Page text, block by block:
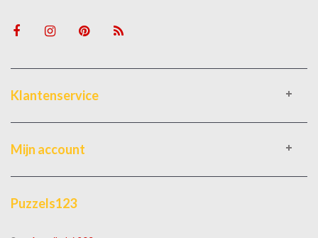
Klantenservice
Mijn account
Puzzels123